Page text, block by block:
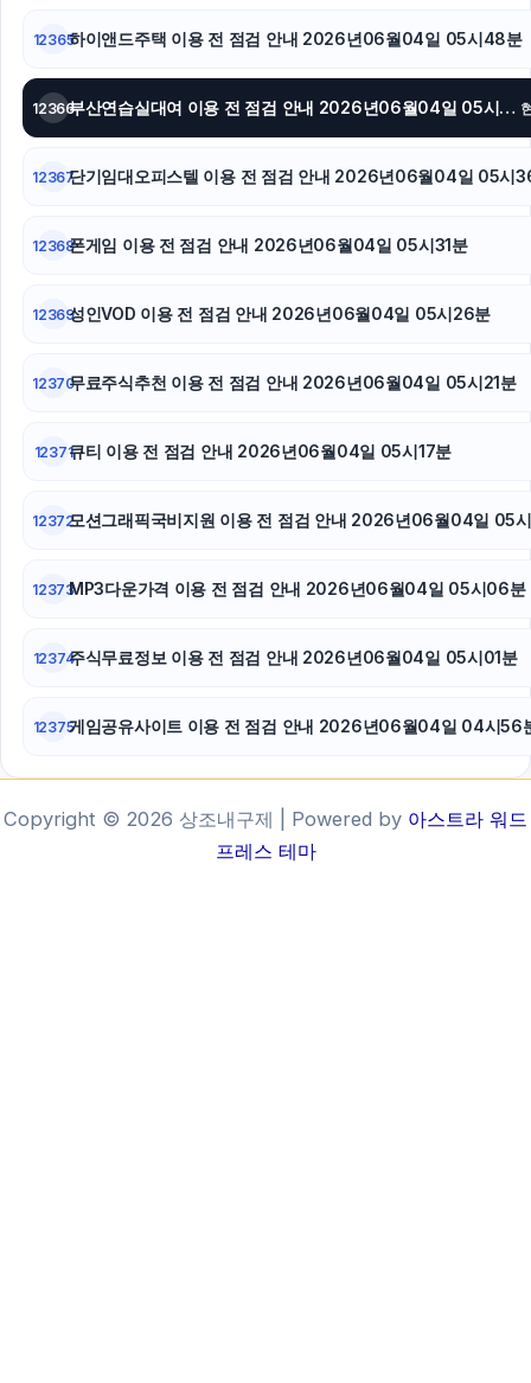
이혼변호사
12365하이앤드주택 이용 전 점검 안내 2026년06월04일 05시48분
12366 부산연습실대여 이용 전 점검 안내 2026년06월04일 05시42분
12367단기임대오피스텔 이용 전 점검 안내 2026년06월04일 05시
12368폰게임 이용 전 점검 안내 2026년06월04일 05시31분
12369성인VOD 이용 전 점검 안내 2026년06월04일 05시26분
12370무료주식추천 이용 전 점검 안내 2026년06월04일 05시21분
12371큐티 이용 전 점검 안내 2026년06월04일 05시17분
12372모션그래픽국비지원 이용 전 점검 안내 2026년06월04일 05시
12373MP3다운가격 이용 전 점검 안내 2026년06월04일 05시06분
12374주식무료정보 이용 전 점검 안내 2026년06월04일 05시01분
12375게임공유사이트 이용 전 점검 안내 2026년06월04일 04시56
Copyright © 2026 상조내구제 | Powered by 아스트라 워드
프레스 테마